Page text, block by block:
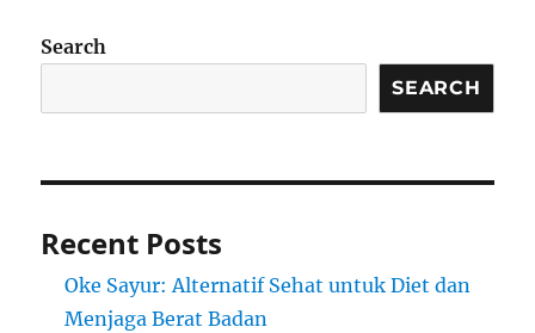
Search
SEARCH
Recent Posts
Oke Sayur: Alternatif Sehat untuk Diet dan
Menjaga Berat Badan